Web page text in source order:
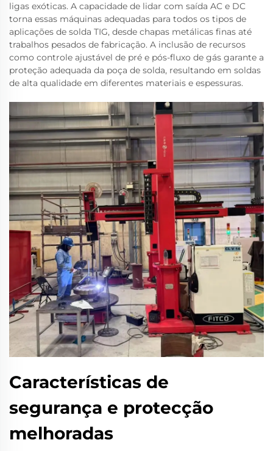
ligas exóticas. A capacidade de lidar com saída AC e DC
torna essas máquinas adequadas para todos os tipos de
aplicações de solda TIG, desde chapas metálicas finas até
trabalhos pesados de fabricação. A inclusão de recursos
como controle ajustável de pré e pós-fluxo de gás garante a
proteção adequada da poça de solda, resultando em soldas
de alta qualidade em diferentes materiais e espessuras.
Características de
segurança e protecção
melhoradas